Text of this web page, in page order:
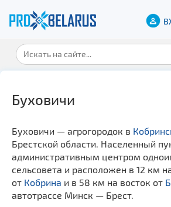
Буховичи
Буховичи — агрогородок в
Брестской области. Населенный
административным центром
сельсовета и расположен в 12 км
от Кобрина и в 58 км на восток от
автотрассе Минск — Брест.